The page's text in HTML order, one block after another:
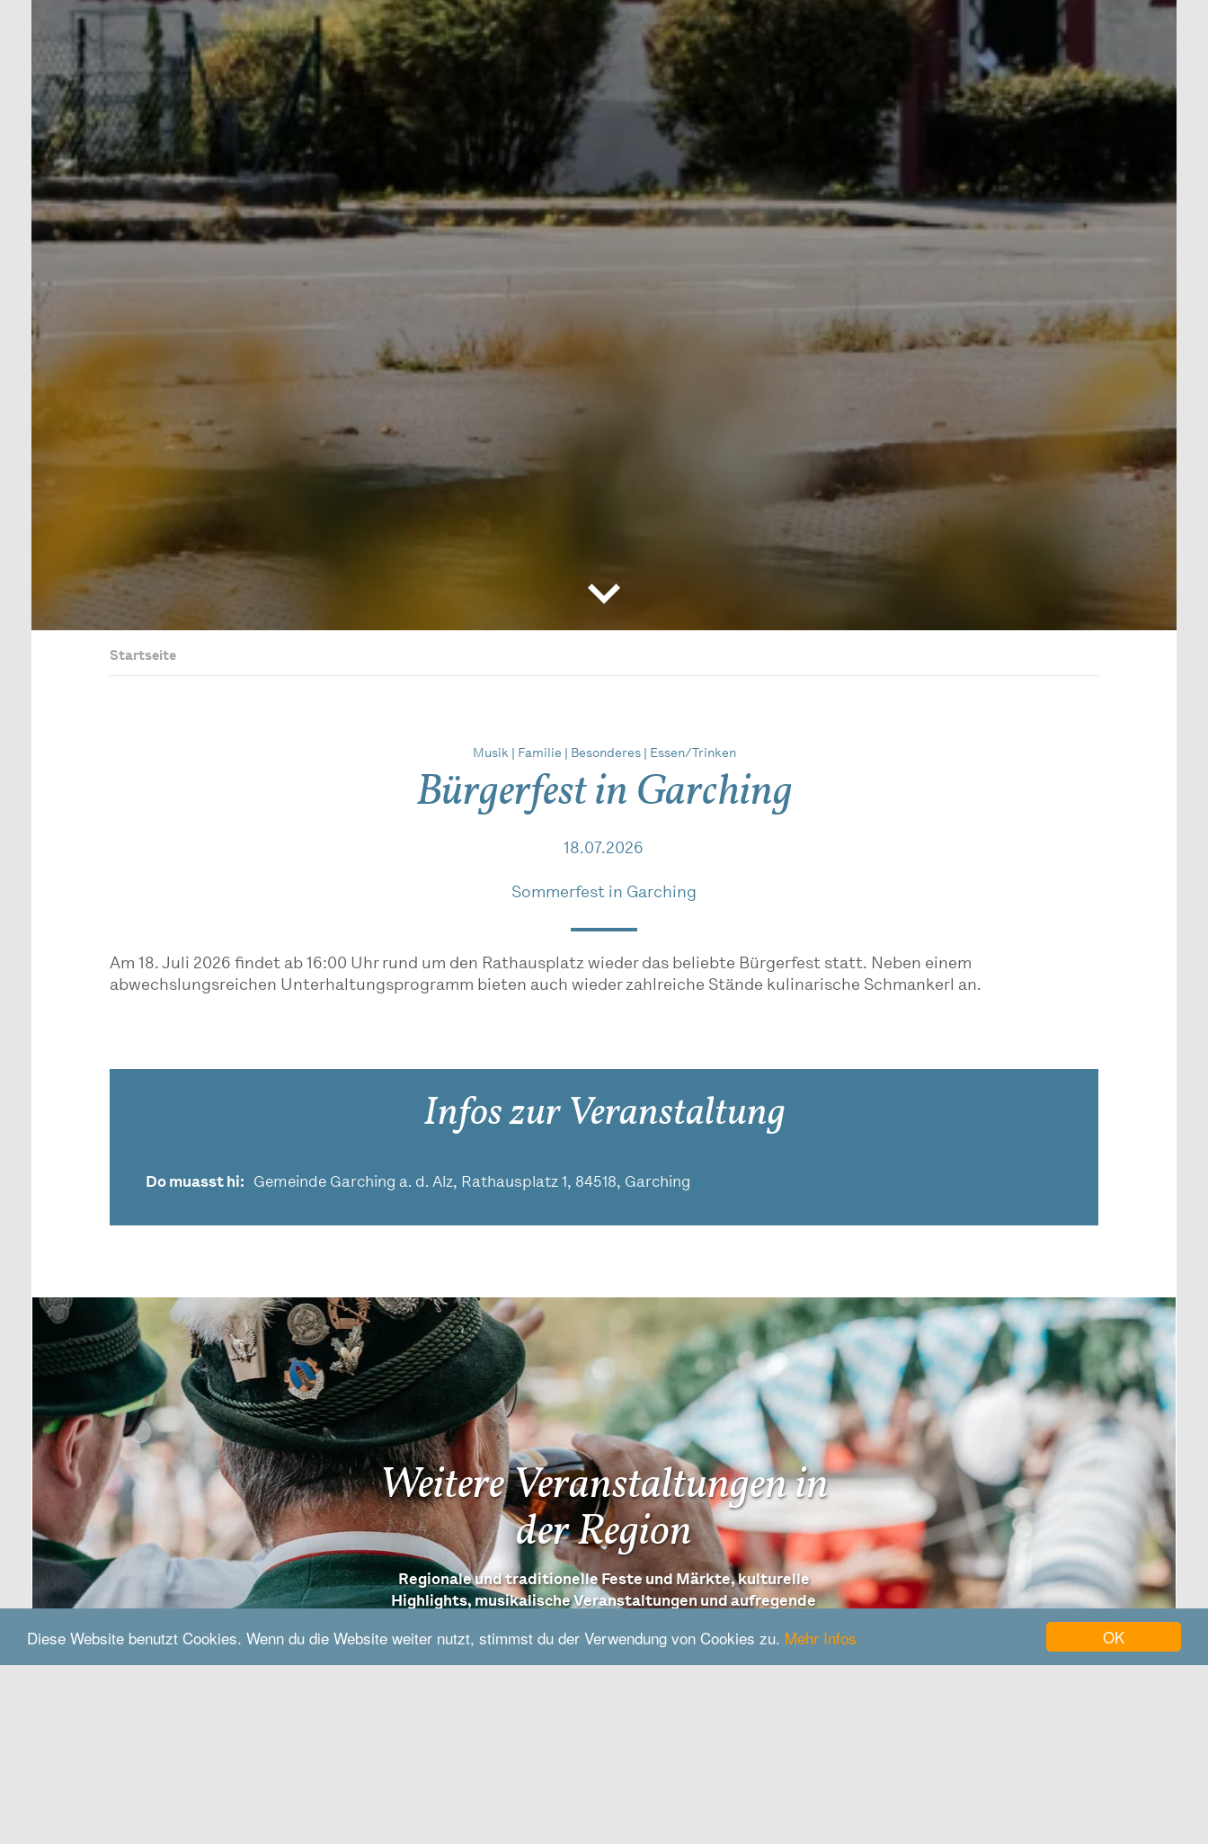
OK
Diese Website benutzt Cookies. Wenn du die Website weiter nutzt, stimmst du der Verwendung von Cookies zu. Mehr Infos
Startseite
Musik | Familie | Besonderes | Essen/Trinken
Bürgerfest in Garching
18.07.2026
Sommerfest in Garching
Am 18. Juli 2026 findet ab 16:00 Uhr rund um den Rathausplatz wieder das beliebte Bürgerfest statt. Neben einem
abwechslungsreichen Unterhaltungsprogramm bieten auch wieder zahlreiche Stände kulinarische Schmankerl an.
Infos zur Veranstaltung
Do muasst hi Gemeinde Garching a. d. Alz, Rathausplatz 1, 84518, Garching
Weitere Veranstaltungen in
der Region
Regionale und traditionelle Feste und Märkte, kulturelle
Highlights, musikalische Veranstaltungen und aufregende